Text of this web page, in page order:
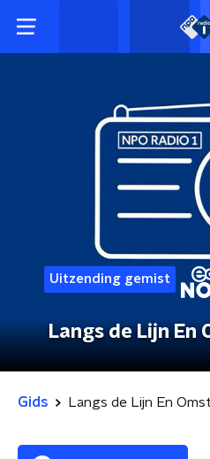
Uitzending gemist
Langs de Lijn En
Gids Langs de Lijn En